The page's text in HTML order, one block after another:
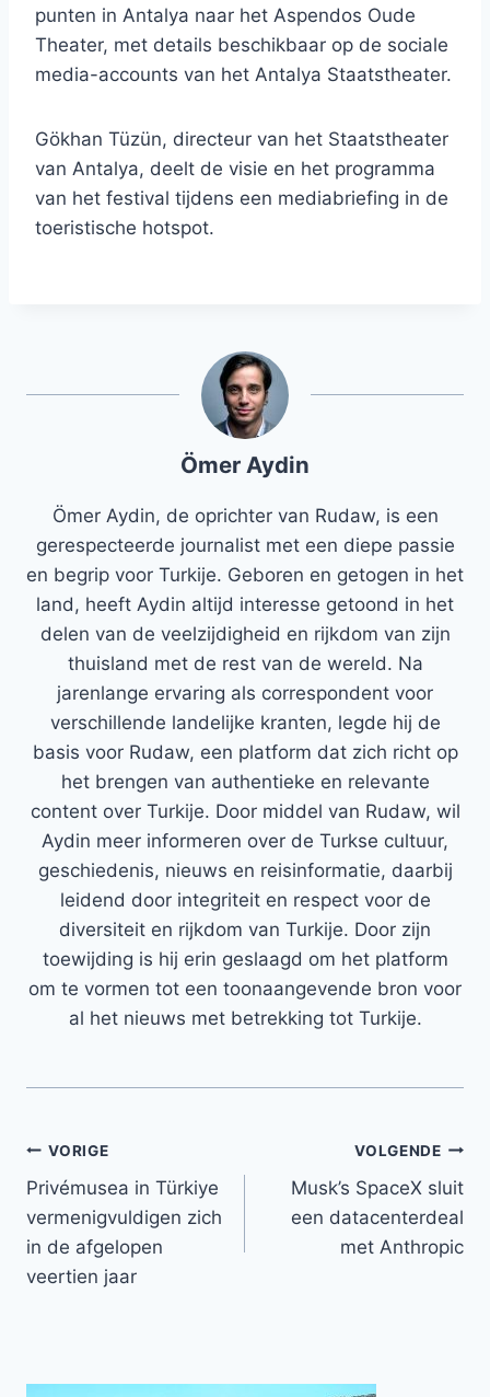
punten in Antalya naar het Aspendos Oude
Theater, met details beschikbaar op de sociale
media-accounts van het Antalya Staatstheater.
Gökhan Tüzün, directeur van het Staatstheater
van Antalya, deelt de visie en het programma
van het festival tijdens een mediabriefing in de
toeristische hotspot.
Ömer Aydin
Ömer Aydin, de oprichter van Rudaw, is een
gerespecteerde journalist met een diepe passie
en begrip voor Turkije. Geboren en getogen in het
land, heeft Aydin altijd interesse getoond in het
delen van de veelzijdigheid en rijkdom van zijn
thuisland met de rest van de wereld. Na
jarenlange ervaring als correspondent voor
verschillende landelijke kranten, legde hij de
basis voor Rudaw, een platform dat zich richt op
het brengen van authentieke en relevante
content over Turkije. Door middel van Rudaw, wil
Aydin meer informeren over de Turkse cultuur,
geschiedenis, nieuws en reisinformatie, daarbij
leidend door integriteit en respect voor de
diversiteit en rijkdom van Turkije. Door zijn
toewijding is hij erin geslaagd om het platform
om te vormen tot een toonaangevende bron voor
al het nieuws met betrekking tot Turkije.
Bericht
navigatie
VORIGE
Privémusea in Türkiye
vermenigvuldigen zich
in de afgelopen
veertien jaar
VOLGENDE
Musk’s SpaceX sluit
een datacenterdeal
met Anthropic